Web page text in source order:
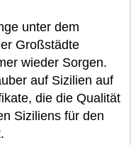
unter dem
Großstädte
wieder Sorgen.
auf Sizilien auf
die die Qualität
Siziliens für den